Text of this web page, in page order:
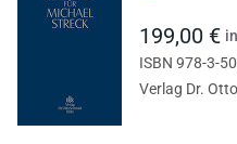
199,00 €
ISBN 978-3-
Verlag Dr.